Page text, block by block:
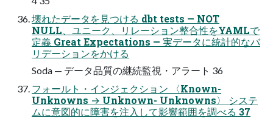
壊れたデータを見つける dbt tests — NOT
NULL、ユニーク、リレーション整合性をYAMLで
定義 Great Expectations — 実データに統計的なバ
リデーションをかける
Soda — データ品質の継続監視・アラート 36
フォールト・インジェクション 〈Known-
Unknowns → Unknown- Unknowns〉 システ
ムに意図的に障害を注入して影響範囲を調べる 37